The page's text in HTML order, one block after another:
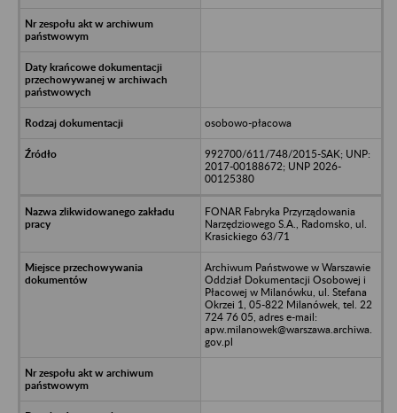
osobowo-płacowa
992700/611/748/2015-SAK; UNP:
2017-00188672; UNP 2026-
00125380
FONAR Fabryka Przyrządowania
Narzędziowego S.A., Radomsko, ul.
Krasickiego 63/71
Archiwum Państwowe w Warszawie
Oddział Dokumentacji Osobowej i
Płacowej w Milanówku, ul. Stefana
Okrzei 1, 05-822 Milanówek, tel. 22
724 76 05, adres e-mail:
apw.milanowek@warszawa.archiwa.
gov.pl